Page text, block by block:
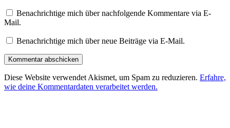
Benachrichtige mich über nachfolgende Kommentare via E-
Mail.
Benachrichtige mich über neue Beiträge via E-Mail.
Diese Website verwendet Akismet, um Spam zu reduzieren. Erfahre,
wie deine Kommentardaten verarbeitet werden.